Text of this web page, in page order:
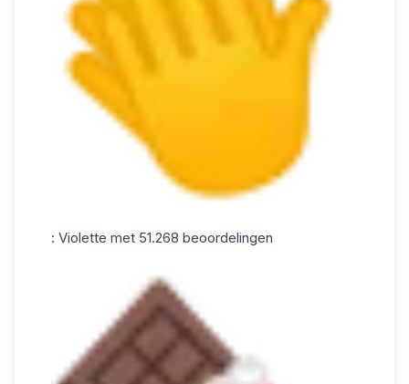
: Violette met 51.268 beoordelingen